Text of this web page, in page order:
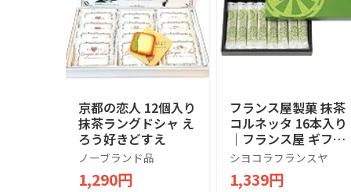
京都の恋人 12個入り
抹茶ラングドシャ え
ろう好きどすえ
ノーブランド品
1,290円
フランス屋製菓 抹茶
コルネッタ 16本入り
｜フランス屋 ギフト
お土産 京都 抹茶 お
土産 敬老の日
シヨコラフランスヤ
1,339円